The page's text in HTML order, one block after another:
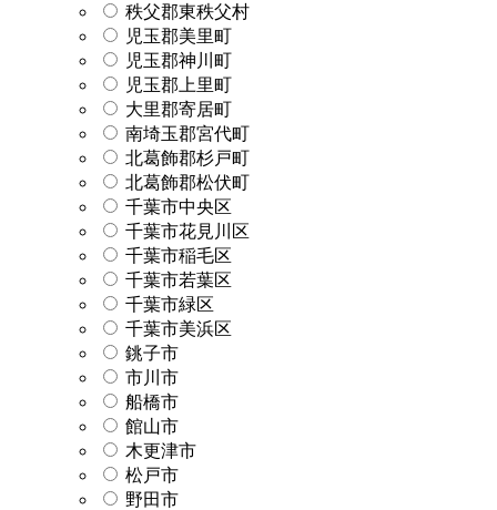
秩父郡東秩父村
児玉郡美里町
児玉郡神川町
児玉郡上里町
大里郡寄居町
南埼玉郡宮代町
北葛飾郡杉戸町
北葛飾郡松伏町
千葉市中央区
千葉市花見川区
千葉市稲毛区
千葉市若葉区
千葉市緑区
千葉市美浜区
銚子市
市川市
船橋市
館山市
木更津市
松戸市
野田市